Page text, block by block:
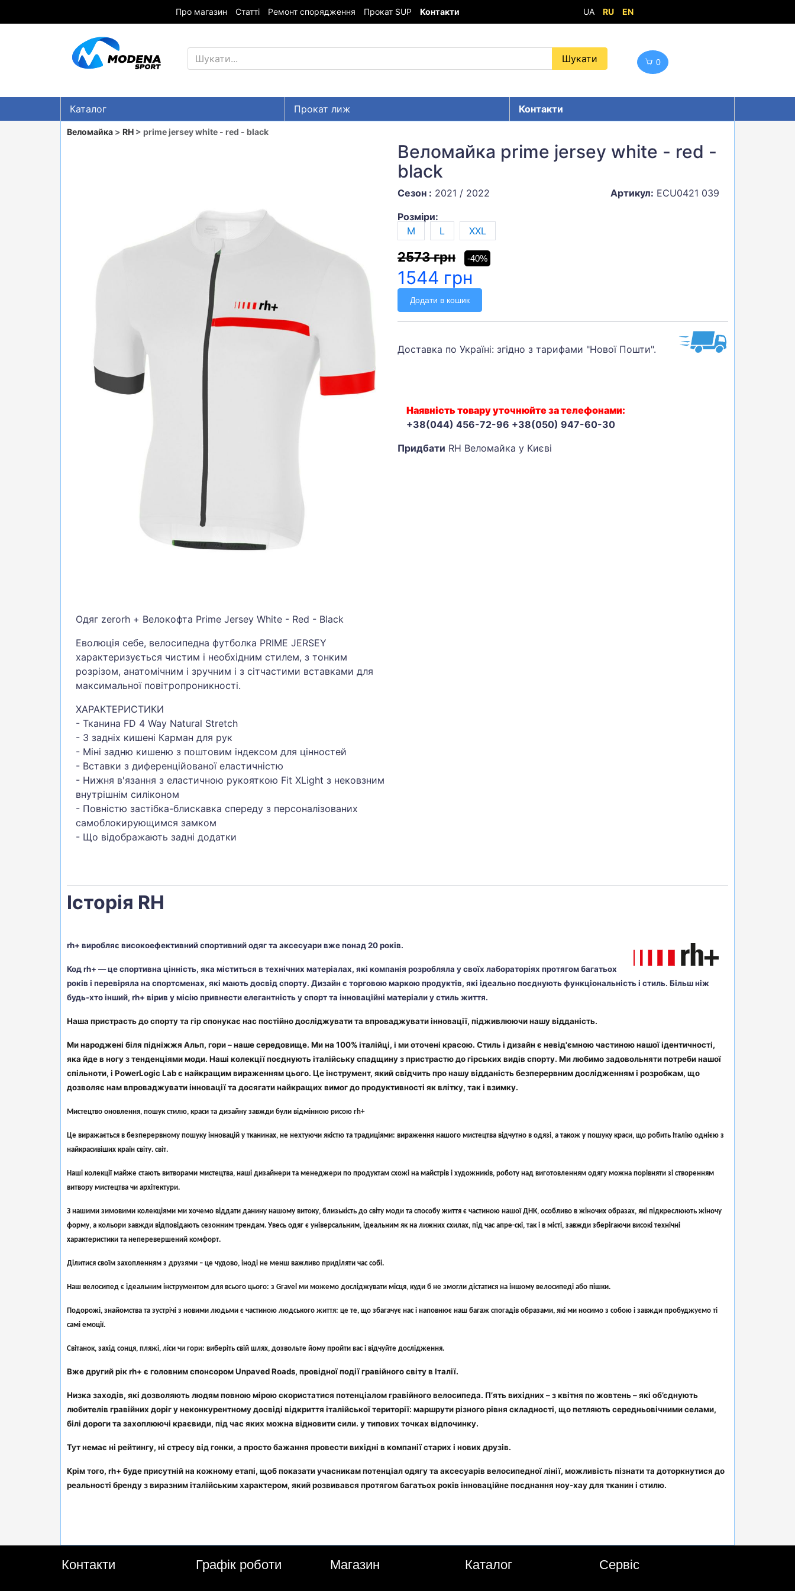
Про магазин Статті Ремонт спорядження Прокат SUP Контакти UA RU EN
0
Каталог Прокат лиж
Контакти
Знижки
ШОЛОМИ, ЗАХИСТ, ОКУЛЯРИ
БІГ, ФІТНЕС, М'ЯЧІ
ТЕНІС, БАДМІНТОН
ВОДНІ ВИДИ СПОРТУ
ТУРИЗМ
Веломайка > RH > prime jersey white - red - black
Одяг zerorh + Велокофта Prime Jersey White - Red - Black
Еволюція себе, велосипедна футболка PRIME JERSEY
характеризується чистим і необхідним стилем, з тонким
розрізом, анатомічним і зручним і з сітчастими вставками для
максимальної повітропроникності.
ХАРАКТЕРИСТИКИ
- Тканина FD 4 Way Natural Stretch
- 3 задніх кишені Карман для рук
- Міні задню кишеню з поштовим індексом для цінностей
- Вставки з диференційованої еластичністю
- Нижня в'язання з еластичною рукояткою Fit XLight з нековзним
внутрішнім силіконом
- Повністю застібка-блискавка спереду з персоналізованих
самоблокирующимся замком
- Що відображають задні додатки
Веломайка prime jersey white - red -
black
Сезон : 2021 / 2022 Артикул: ECU0421 039
Розміри:
M
L XXL
2573 грн -40%
1544 грн
Додати в кошик
Доставка по Україні: згідно з тарифами "Нової Пошти".
Наявність товару уточнюйте за телефонами:
+38(044) 456-72-96 +38(050) 947-60-30
Придбати RH Веломайка у Києві
Історія RH
rh+ виробляє високоефективний спортивний одяг та аксесуари вже понад 20 років.
Код rh+ — це спортивна цінність, яка міститься в технічних матеріалах, які компанія розробляла у своїх лабораторіях протягом багатьох
років і перевіряла на спортсменах, які мають досвід спорту. Дизайн є торговою маркою продуктів, які ідеально поєднують функціональність і стиль. Більш ніж
будь-хто інший, rh+ вірив у місію привнести елегантність у спорт та інноваційні матеріали у стиль життя.
Наша пристрасть до спорту та гір спонукає нас постійно досліджувати та впроваджувати інновації, підживлюючи нашу відданість.
Ми народжені біля підніжжя Альп, гори – наше середовище. Ми на 100% італійці, і ми оточені красою. Стиль і дизайн є невід'ємною частиною нашої ідентичності,
яка йде в ногу з тенденціями моди. Наші колекції поєднують італійську спадщину з пристрастю до гірських видів спорту. Ми любимо задовольняти потреби нашої
спільноти, і PowerLogic Lab є найкращим вираженням цього. Це інструмент, який свідчить про нашу відданість безперервним дослідженням і розробкам, що
дозволяє нам впроваджувати інновації та досягати найкращих вимог до продуктивності як влітку, так і взимку.
Мистецтво оновлення, пошук стилю, краси та дизайну завжди були відмінною рисою rh+
Це виражається в безперервному пошуку інновацій у тканинах, не нехтуючи якістю та традиціями: вираження нашого мистецтва відчутно в одязі, а також у пошуку краси, що робить Італію однією з
найкрасивіших країн світу. світ.
Наші колекції майже стають витворами мистецтва, наші дизайнери та менеджери по продуктам схожі на майстрів і художників, роботу над виготовленням одягу можна порівняти зі створенням
витвору мистецтва чи архітектури.
З нашими зимовими колекціями ми хочемо віддати данину нашому витоку, близькість до світу моди та способу життя є частиною нашої ДНК, особливо в жіночих образах, які підкреслюють жіночу
форму, а кольори завжди відповідають сезонним трендам. Увесь одяг є універсальним, ідеальним як на лижних схилах, під час апре-скі, так і в місті, завжди зберігаючи високі технічні
характеристики та неперевершений комфорт.
Ділитися своїм захопленням з друзями – це чудово, іноді не менш важливо приділяти час собі.
Наш велосипед є ідеальним інструментом для всього цього: з Gravel ми можемо досліджувати місця, куди б не змогли дістатися на іншому велосипеді або пішки.
Подорожі, знайомства та зустрічі з новими людьми є частиною людського життя: це те, що збагачує нас і наповнює наш багаж спогадів образами, які ми носимо з собою і завжди пробуджуємо ті
самі емоції.
Світанок, захід сонця, пляжі, ліси чи гори: виберіть свій шлях, дозвольте йому пройти вас і відчуйте дослідження.
Вже другий рік rh+ є головним спонсором Unpaved Roads, провідної події гравійного світу в Італії.
Низка заходів, які дозволяють людям повною мірою скористатися потенціалом гравійного велосипеда. П’ять вихідних – з квітня по жовтень – які об’єднують
любителів гравійних доріг у неконкурентному досвіді відкриття італійської території: маршрути різного рівня складності, що петляють середньовічними селами,
білі дороги та захоплюючі краєвиди, під час яких можна відновити сили. у типових точках відпочинку.
Тут немає ні рейтингу, ні стресу від гонки, а просто бажання провести вихідні в компанії старих і нових друзів.
Крім того, rh+ буде присутній на кожному етапі, щоб показати учасникам потенціал одягу та аксесуарів велосипедної лінії, можливість пізнати та доторкнутися до
реальності бренду з виразним італійським характером, який розвивався протягом багатьох років інноваційне поєднання ноу-хау для тканин і стилю.
Контакти Графік роботи Магазин Каталог Сервіс